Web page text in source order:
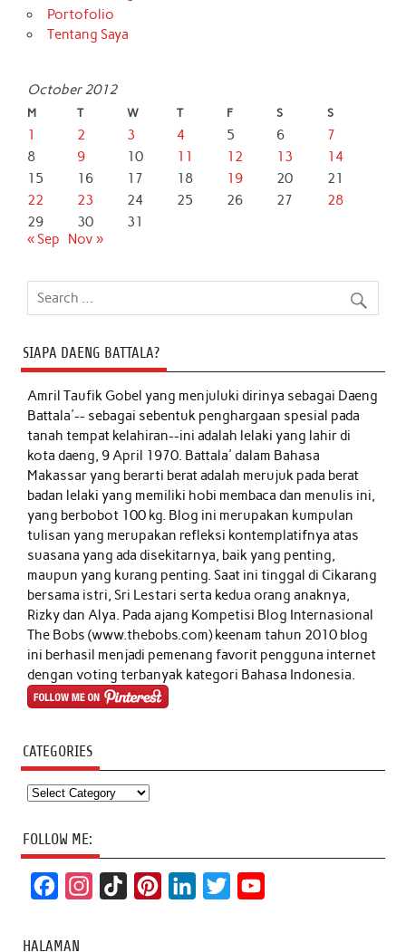
Portofolio
Tentang Saya
October 2012
M T W T F S S
1 2 3 4 5 6
7
8
9 10 11 12 13
14
15
16 17 18 19 20
21
22
23 24 25 26 27
28
29
30
31
« Sep
Nov »
SIAPA DAENG BATTALA?
Amril Taufik Gobelyang menjuluki dirinya sebagai Daeng
Battala'-- sebagai sebentuk penghargaan spesial pada
tanah tempat kelahiran--ini adalah lelaki yang lahir di
kota daeng, 9 April 1970. Battala' dalam Bahasa
Makassar yang berarti berat adalah merujuk pada berat
badan lelaki yang memiliki hobi membaca dan menulis ini,
yang berbobot 100 kg. Blog ini merupakan kumpulan
tulisan yang merupakan refleksi kontemplatifnya atas
suasana yang ada disekitarnya, baik yang penting,
maupun yang kurang penting. Saat ini tinggal di Cikarang
bersama istri, Sri Lestari serta kedua orang anaknya,
Rizky dan Alya. Pada ajang Kompetisi Blog Internasional
The Bobs (www.thebobs.com) keenam tahun 2010 blog
ini berhasil menjadi pemenang favorit pengguna internet
dengan voting terbanyak kategori Bahasa Indonesia.
CATEGORIES
Categories
FOLLOW ME:
c
HALAMAN